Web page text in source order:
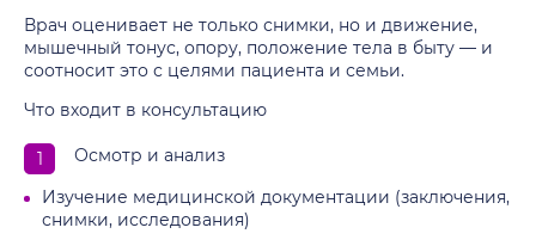
Врач оценивает не только снимки, но и движение,
мышечный тонус, опору, положение тела в быту — и
соотносит это с целями пациента и семьи.
Что входит в консультацию
Осмотр и анализ
Изучение медицинской документации (заключения,
снимки, исследования)